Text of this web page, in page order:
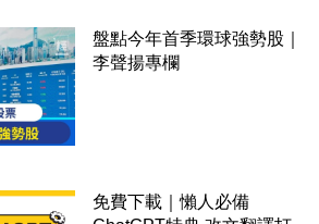
盤點今年首季環球強勢股｜
李聲揚專欄
免費下載｜懶人必備